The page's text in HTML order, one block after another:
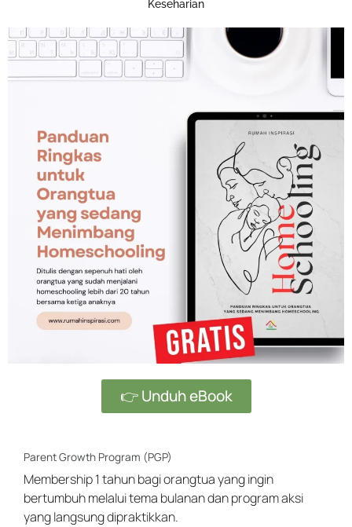
Keseharian
👉 Unduh eBook
Parent Growth Program (PGP)
Membership 1 tahun bagi orangtua yang ingin
bertumbuh melalui tema bulanan dan program aksi
yang langsung dipraktikkan.